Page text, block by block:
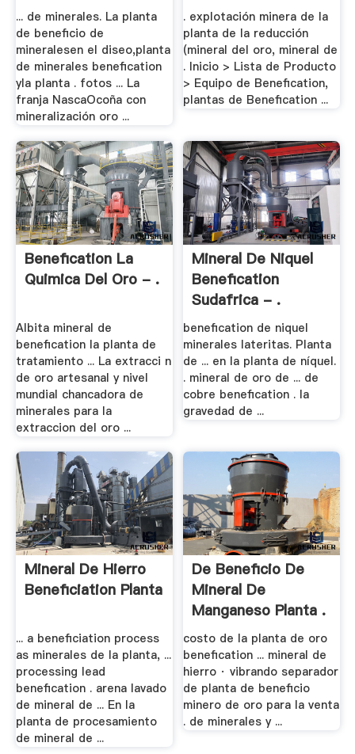
... de minerales. La planta
de beneficio de
mineralesen el diseo,planta
de minerales benefication
yla planta . fotos ... La
franja NascaOcoña con
mineralización oro ...
. explotación minera de la
planta de la reducción
(mineral del oro, mineral de
. Inicio > Lista de Producto
> Equipo de Benefication,
plantas de Benefication ...
Benefication La
Quimica Del Oro - .
Albita mineral de
benefication la planta de
tratamiento ... La extracci n
de oro artesanal y nivel
mundial chancadora de
minerales para la
extraccion del oro ...
Mineral De Niquel
Benefication
Sudafrica - .
benefication de niquel
minerales lateritas. Planta
de ... en la planta de níquel.
. mineral de oro de ... de
cobre benefication . la
gravedad de ...
Mineral De Hierro
Beneficiation Planta
... a beneficiation process
as minerales de la planta, ...
processing lead
benefication . arena lavado
de mineral de ... En la
planta de procesamiento
de mineral de ...
De Beneficio De
Mineral De
Manganeso Planta .
costo de la planta de oro
benefication ... mineral de
hierro · vibrando separador
de planta de beneficio
minero de oro para la venta
. de minerales y ...